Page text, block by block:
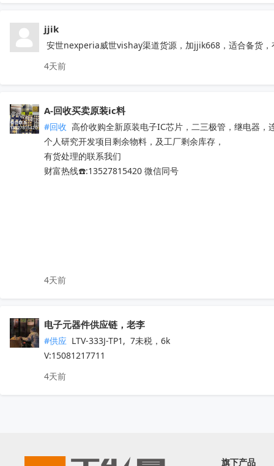
jjik
安世nexperia威世vishay渠道货源，加jjik668，适合备货
4天前
A-回收买卖原装ic料
#回收 高价收购全新原装电子IC芯片，二三极管，继电器，
个人研究开发项目剩余物料，及工厂剩余库存，
有货处理的联系我们
财富热线☎️:13527815420 微信同号
4天前
电子元器件供应链，老李
#供应 LTV-333J-TP1,  7未税，6k
V:15081217711
4天前
旗下产品